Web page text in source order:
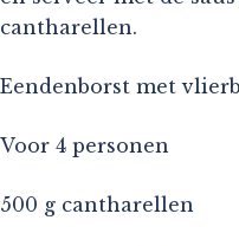
cantharellen.
Eendenborst met
Voor 4 personen
500 g cantharellen